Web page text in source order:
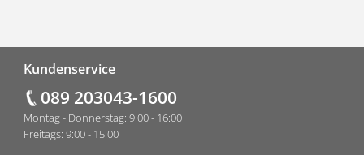
Kundenservice
089 203043-1600
Montag - Donnerstag: 9:00 - 16:00
Freitags: 9:00 - 15:00